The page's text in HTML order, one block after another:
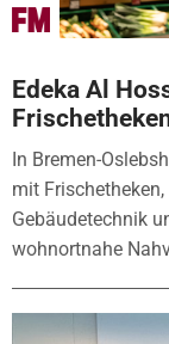
Edeka Al
In Bremen-
mit
Gebäudetechnik
wohnortnahe